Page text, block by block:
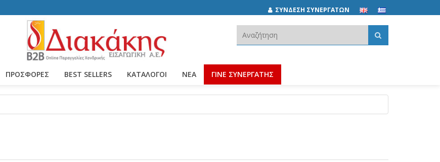
ΣΥΝΔΕΣΗ ΣΥΝΕΡΓΑΤΩΝ
ΠΡΟΣΦΟΡΕΣ BEST SELLERS ΚΑΤΆΛΟΓΟΙ ΝΈΑ ΓΙΝΕ ΣΥΝΕΡΓΑΤΗΣ
Αναζήτηση: